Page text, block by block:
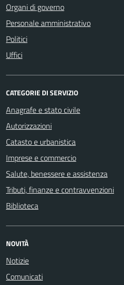
Organi di governo
Personale amministrativo
Politici
Uffici
CATEGORIE DI SERVIZIO
Anagrafe e stato civile
Autorizzazioni
Catasto e urbanistica
Imprese e commercio
Salute, benessere e assistenza
Tributi, finanze e contravvenzioni
Biblioteca
NOVITÀ
Notizie
Comunicati